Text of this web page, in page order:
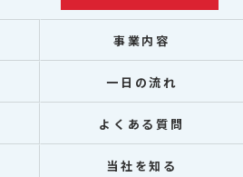
事業内容
一日の流れ
よくある質問
当社を知る